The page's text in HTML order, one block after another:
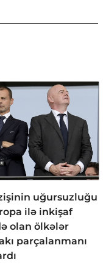
uğursuzluğu
ilə inkişaf
olan ölkələr
parçalanmanı